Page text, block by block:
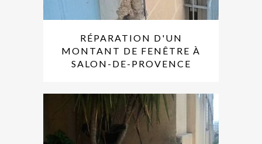
RÉPARATION D'UN
MONTANT DE FENÊTRE À
SALON-DE-PROVENCE